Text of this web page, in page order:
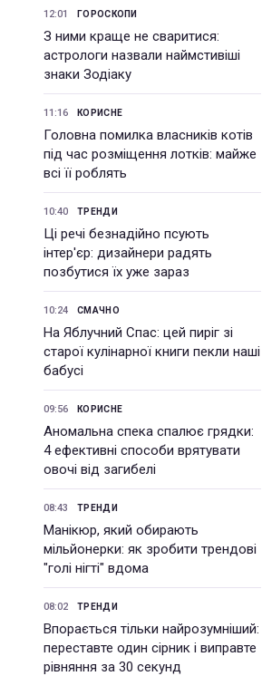
12:01 ГОРОСКОПИ
З ними краще не сваритися:
астрологи назвали наймстивіші
знаки Зодіаку
11:16 КОРИСНЕ
Головна помилка власників котів
під час розміщення лотків: майже
всі її роблять
10:40 ТРЕНДИ
Ці речі безнадійно псують
інтер'єр: дизайнери радять
позбутися їх уже зараз
10:24 СМАЧНО
На Яблучний Спас: цей пиріг зі
старої кулінарної книги пекли наші
бабусі
09:56 КОРИСНЕ
Аномальна спека спалює грядки:
4 ефективні способи врятувати
овочі від загибелі
08:43 ТРЕНДИ
Манікюр, який обирають
мільйонерки: як зробити трендові
"голі нігті" вдома
08:02 ТРЕНДИ
Впорається тільки найрозумніший:
переставте один сірник і виправте
рівняння за 30 секунд